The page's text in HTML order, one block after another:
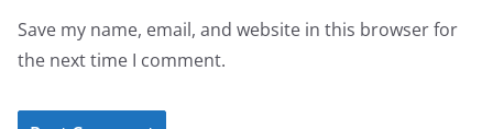
Save my name, email, and website in this browser for
the next time I comment.